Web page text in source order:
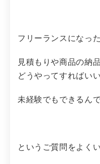
フリーランスになっ
見積もりや商品の納
どうやってすればい
未経験でもできるん
というご質問をよく